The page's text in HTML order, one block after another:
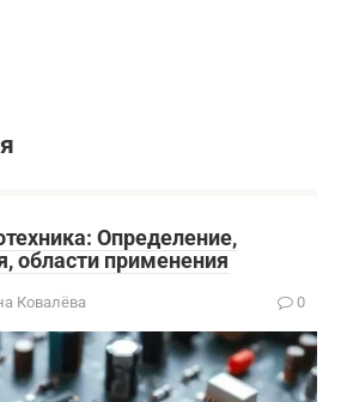
Определение,
области применения
Ковалёва 0